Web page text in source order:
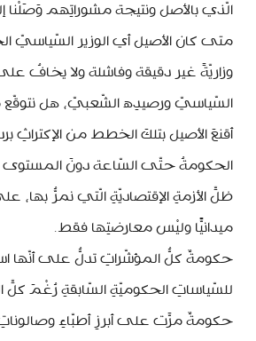
الّذي بالأصل ونتيجة مشوراتِهم وَصَلْنا
متى كان الأصيل أي الوزير
وزاريّةً غير دقيقة وفاشلة ولا يخافُ
السّياسيّ ورصيدِه الشّعبيّ، هل نتوقّع
أقنعَ الأصيل بتلكَ الخطط من الإكتراثِ
الحكومةُ حتّى السّاعة دونَ
ظلِّ الأزمةِ الإقتصاديّةِ الّتي نمرُّ بها،
ميدانيًّا وليْس معارضتِها فقط.
حكومةٌ كلُّ المؤشّراتِ تدلُّ على أنّها
للسّياساتِ الحكوميّةِ السّابقةِ رُغْمَ كلِّ
حكومةٌ مرَّت على أبرزِ أطبّاءِ